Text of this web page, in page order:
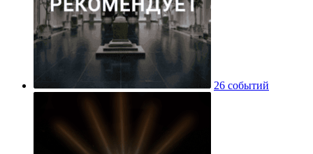
26 событий